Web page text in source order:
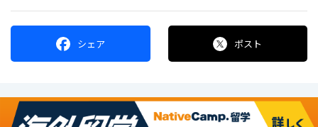
シェア ポスト